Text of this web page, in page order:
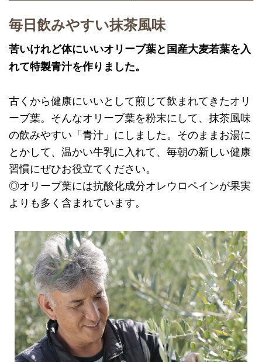
毎日飲みやすい抹茶風味
苦いけれど体にいいオリーブ葉と国産大麦若葉を入
れて特製青汁を作りました。
古くから健康にいいとして煎じて飲まれてきたオリ
ーブ葉。そんなオリーブ葉を粉末にして、抹茶風味
の飲みやすい「青汁」にしました。そのままお湯に
とかして、温かい牛乳に入れて、毎朝の新しい健康
習慣にぜひお役立てください。
◎オリーブ葉には抗酸化成分オレウロペインが果実
よりも多く含まれています。